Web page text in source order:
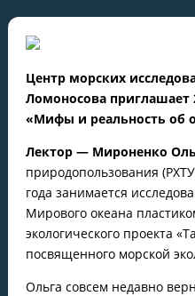
Центр морских
Ломоносова приглашает
«Мифы и реальность об
Лектор — Мироненко
природопользования
года занимается
Мирового океана
экологического проекта
посвященного морской
Ольга совсем недавно